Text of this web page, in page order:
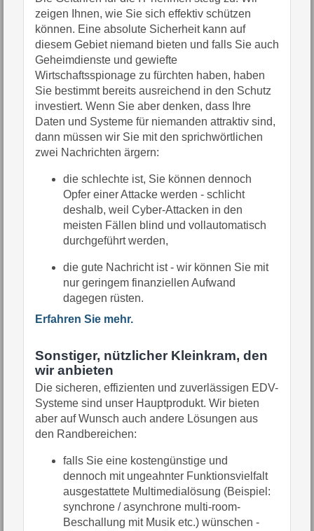
zeigen Ihnen, wie Sie sich effektiv schützen
können. Eine absolute Sicherheit kann auf
diesem Gebiet niemand bieten und falls Sie auch
Geheimdienste und gewiefte
Wirtschaftsspionage zu fürchten haben, haben
Sie bestimmt bereits ausreichend in den Schutz
investiert. Wenn Sie aber denken, dass Ihre
Daten und Systeme für niemanden attraktiv sind,
dann müssen wir Sie mit den sprichwörtlichen
zwei Nachrichten ärgern:
die schlechte ist, Sie können dennoch
Opfer einer Attacke werden - schlicht
deshalb, weil Cyber-Attacken in den
meisten Fällen blind und vollautomatisch
durchgeführt werden,
die gute Nachricht ist - wir können Sie mit
nur geringem finanziellen Aufwand
dagegen rüsten.
Erfahren Sie mehr.
Sonstiger, nützlicher Kleinkram, den
wir anbieten
Die sicheren, effizienten und zuverlässigen EDV-
Systeme sind unser Hauptprodukt. Wir bieten
aber auf Wunsch auch andere Lösungen aus
den Randbereichen:
falls Sie eine kostengünstige und
dennoch mit ungeahnter Funktionsvielfalt
ausgestattete Multimedialösung (Beispiel:
synchrone / asynchrone multi-room-
Beschallung mit Musik etc.) wünschen -